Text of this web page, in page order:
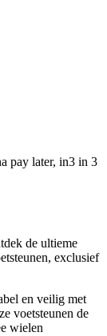
pay later, in3 in 3
de ultieme
exclusief
en veilig met
voetsteunen de
wielen